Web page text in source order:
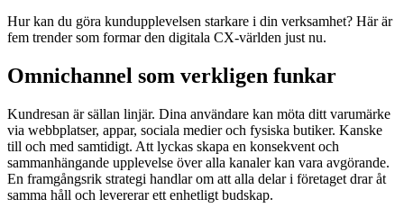
Hur kan du göra kundupplevelsen starkare i din verksamhet? Här är
fem trender som formar den digitala CX-världen just nu.
Omnichannel som verkligen funkar
Kundresan är sällan linjär. Dina användare kan möta ditt varumärke
via webbplatser, appar, sociala medier och fysiska butiker. Kanske
till och med samtidigt. Att lyckas skapa en konsekvent och
sammanhängande upplevelse över alla kanaler kan vara avgörande.
En framgångsrik strategi handlar om att alla delar i företaget drar åt
samma håll och levererar ett enhetligt budskap.